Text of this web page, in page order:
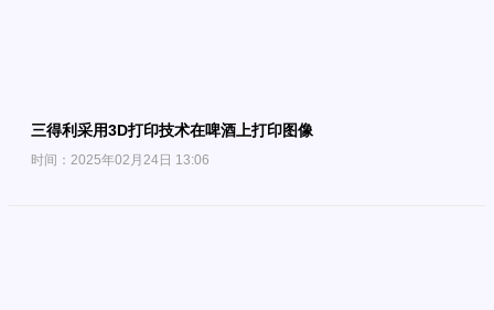
三得利采用3D打印技术在啤酒上打印图像
时间：2025年02月24日 13:06